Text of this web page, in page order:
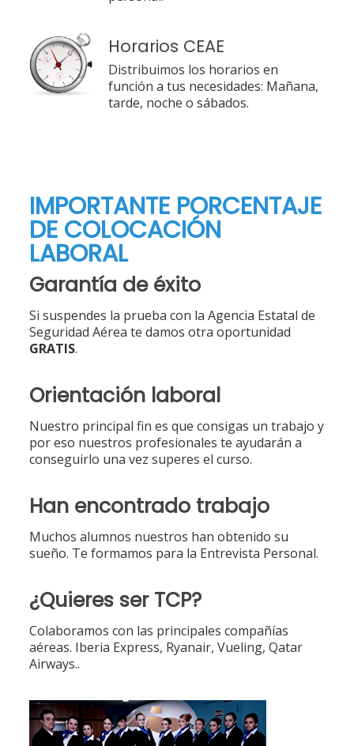
Horarios CEAE
Distribuimos los horarios en
función a tus necesidades: Mañana,
tarde, noche o sábados.
IMPORTANTE PORCENTAJE
DE COLOCACIÓN
LABORAL
Garantía de éxito
Si suspendes la prueba con la Agencia Estatal de
Seguridad Aérea te damos otra oportunidad
GRATIS.
Orientación laboral
Nuestro principal fin es que consigas un trabajo y
por eso nuestros profesionales te ayudarán a
conseguirlo una vez superes el curso.
Han encontrado trabajo
Muchos alumnos nuestros han obtenido su
sueño. Te formamos para la Entrevista Personal.
¿Quieres ser TCP?
Colaboramos con las principales compañías
aéreas. Iberia Express, Ryanair, Vueling, Qatar
Airways..